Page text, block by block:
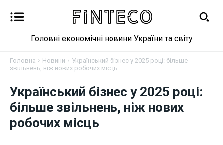
Новини
Бізнес
Головні економічні новини України та світу
Головна Новини
Український бізнес у 2025 році: більше
звільнень, ніж нових робочих місць
Український бізнес у 2025 році:
більше звільнень, ніж нових
робочих місць